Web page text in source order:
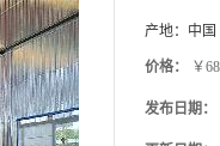
产地： 中
价格： ￥
发布日期：